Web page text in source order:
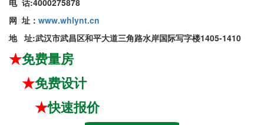
网 址 ： www.whlynt.cn
地 址:武汉市武昌区和平大道三角路水岸国际写字楼1405-1410
★免费量房
★免费设计
★快速报价